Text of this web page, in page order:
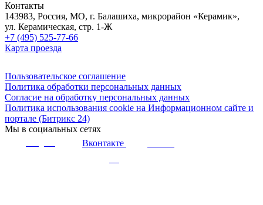
Контакты
143983, Россия, МО, г. Балашиха, микрорайон «Керамик»,
ул. Керамическая, стр. 1-Ж
+7 (495) 525-77-66
Карта проезда
Пользовательское соглашение
Политика обработки персональных данных
Согласие на обработку персональных данных
Политика использования cookie на Информационном сайте и
портале (Битрикс 24)
Мы в социальных сетях
Вконтакте